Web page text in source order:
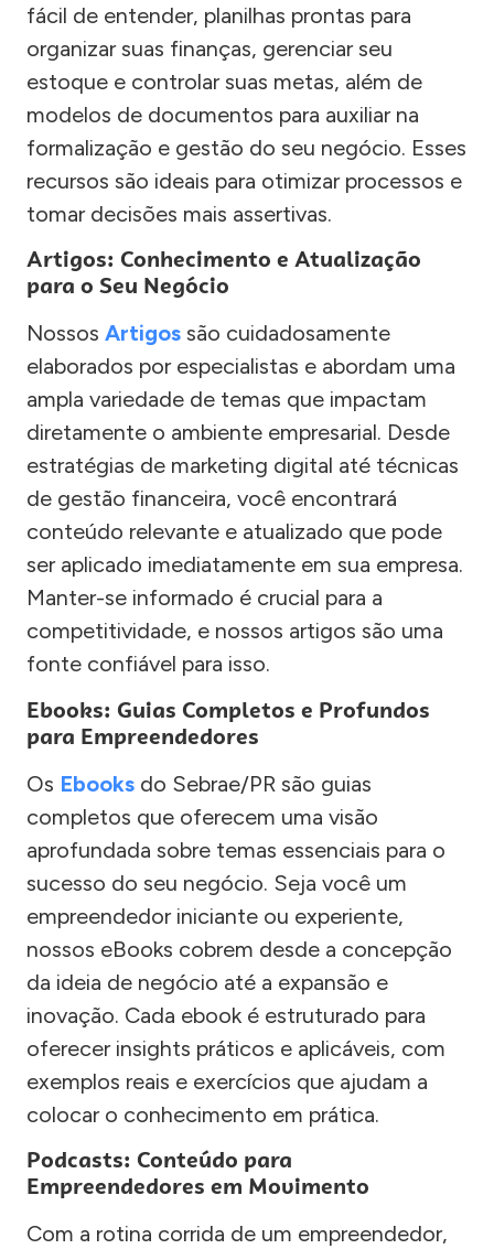
fácil de entender, planilhas prontas para
organizar suas finanças, gerenciar seu
estoque e controlar suas metas, além de
modelos de documentos para auxiliar na
formalização e gestão do seu negócio. Esses
recursos são ideais para otimizar processos e
tomar decisões mais assertivas.
Artigos: Conhecimento e Atualização
para o Seu Negócio
Nossos Artigos são cuidadosamente
elaborados por especialistas e abordam uma
ampla variedade de temas que impactam
diretamente o ambiente empresarial. Desde
estratégias de marketing digital até técnicas
de gestão financeira, você encontrará
conteúdo relevante e atualizado que pode
ser aplicado imediatamente em sua empresa.
Manter-se informado é crucial para a
competitividade, e nossos artigos são uma
fonte confiável para isso.
Ebooks: Guias Completos e Profundos
para Empreendedores
Os Ebooks do Sebrae/PR são guias
completos que oferecem uma visão
aprofundada sobre temas essenciais para o
sucesso do seu negócio. Seja você um
empreendedor iniciante ou experiente,
nossos eBooks cobrem desde a concepção
da ideia de negócio até a expansão e
inovação. Cada ebook é estruturado para
oferecer insights práticos e aplicáveis, com
exemplos reais e exercícios que ajudam a
colocar o conhecimento em prática.
Podcasts: Conteúdo para
Empreendedores em Movimento
Com a rotina corrida de um empreendedor,